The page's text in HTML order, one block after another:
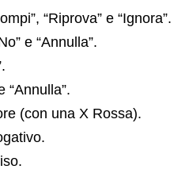
“Riprova” e “Ignora”.
e “Annulla”.
“Annulla”.
(con una X Rossa).